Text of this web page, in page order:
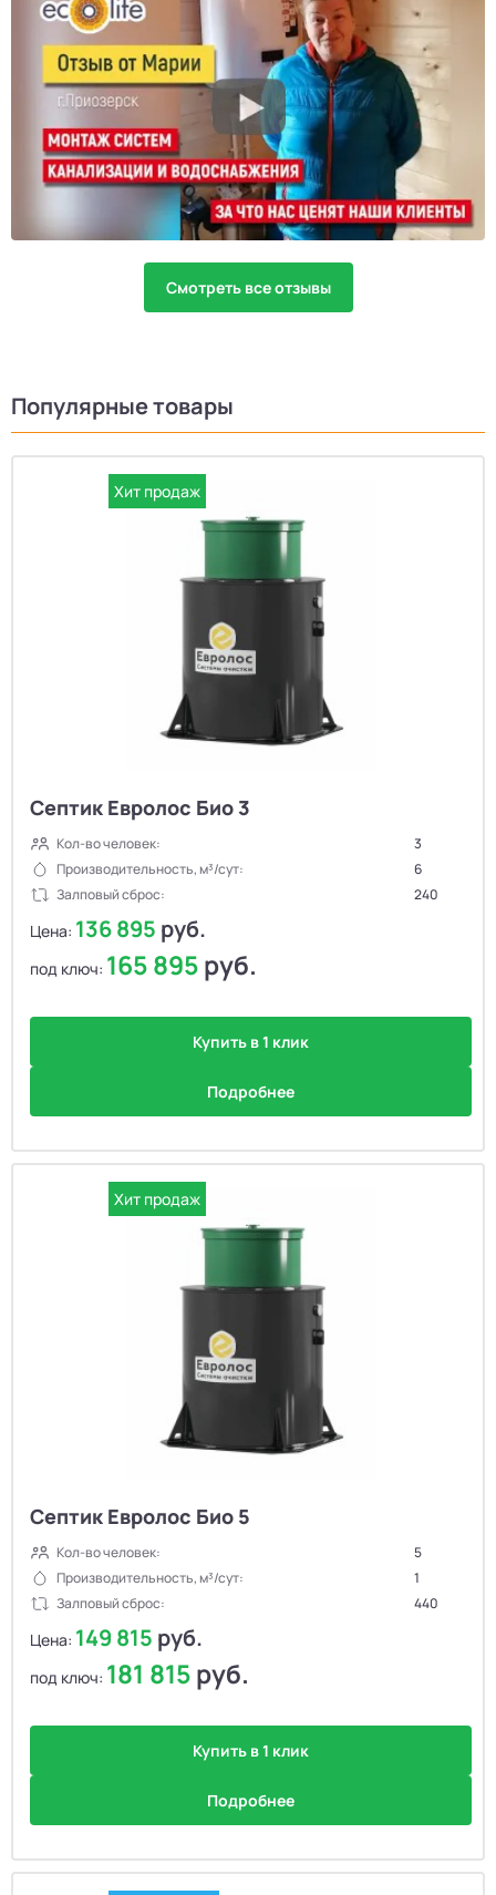
Смотреть все отзывы
Популярные товары
Хит продаж
Септик Евролос Био 3
Кол-во человек:
3
Производительность, м³/сут:
6
Залповый сброс:
240
Цена: 136 895 руб.
под ключ: 165 895руб.
Купить в 1 клик
Подробнее
Хит продаж
Септик Евролос Био 5
Кол-во человек:
5
Производительность, м³/сут:
1
Залповый сброс:
440
Цена: 149 815 руб.
под ключ: 181 815руб.
Купить в 1 клик
Подробнее